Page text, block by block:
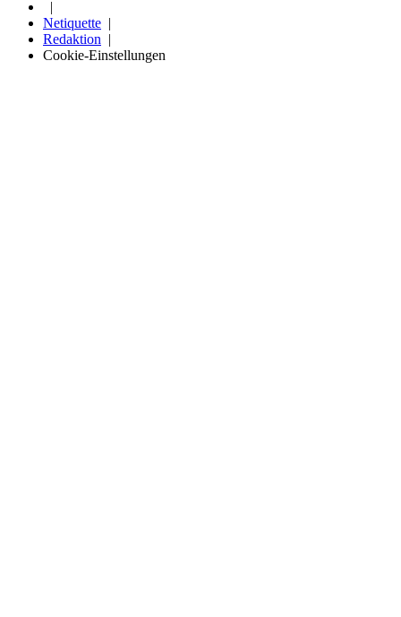
Netiquette
Redaktion
Cookie-Einstellungen